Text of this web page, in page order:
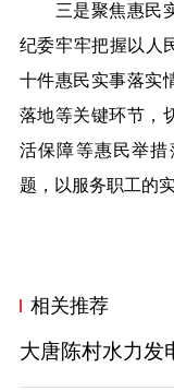
三是聚焦惠民实
纪委牢牢把握以人
十件惠民实事落实
落地等关键环节，
活保障等惠民举
题，以服务职工的
相关推荐
大唐陈村水力发